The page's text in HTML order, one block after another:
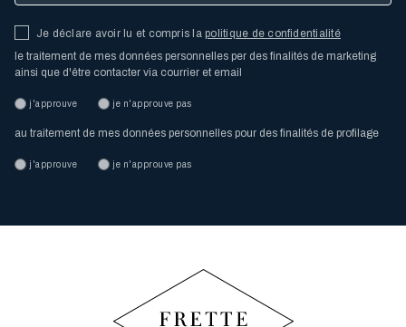
Je déclare avoir lu et compris lapolitique de confidentialité
le traitement de mes données personnelles per des finalités de marketing
ainsi que d'être contacter via courrier et email
j'approuve je n'approuve pas
au traitement de mes données personnelles pour des finalités de profilage
j'approuve je n'approuve pas